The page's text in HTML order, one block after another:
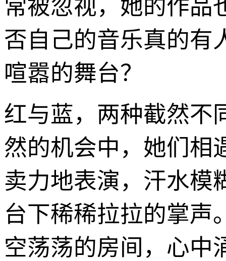
常被忽视，她的作品
否自己的音乐真的有
喧嚣的舞台？
红与蓝，两种截然不
然的机会中，她们相
卖力地表演，汗水模
台下稀稀拉拉的掌声
空荡荡的房间，心中